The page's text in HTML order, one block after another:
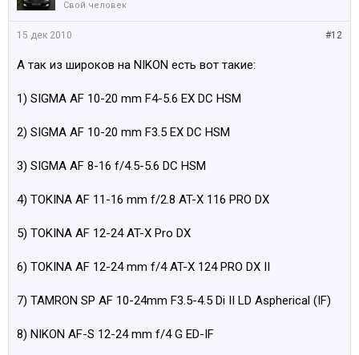
Свой человек
#12
15 дек 2010
А так из широков на NIKON есть вот такие:
1) SIGMA AF 10-20 mm F4-5.6 EX DC HSM
2) SIGMA AF 10-20 mm F3.5 EX DC HSM
3) SIGMA AF 8-16 f/4.5-5.6 DC HSM
4) TOKINA AF 11-16 mm f/2.8 AT-X 116 PRO DX
5) TOKINA AF 12-24 AT-X Pro DX
6) TOKINA AF 12-24 mm f/4 AT-X 124 PRO DX II
7) TAMRON SP AF 10-24mm F3.5-4.5 Di II LD Aspherical (IF)
8) NIKON AF-S 12-24 mm f/4 G ED-IF